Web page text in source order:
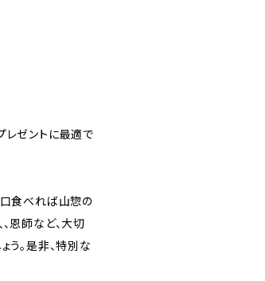
レゼントに最適で
口食べれば山惣の
恩師など、大切
う。是非、特別な